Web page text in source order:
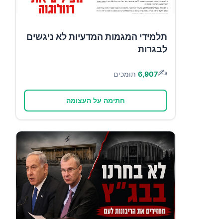
תלמידי המגמות המדעיות לא ניגשים
לבגרות
✍️
6,907 תומכים
חתימה על העצומה